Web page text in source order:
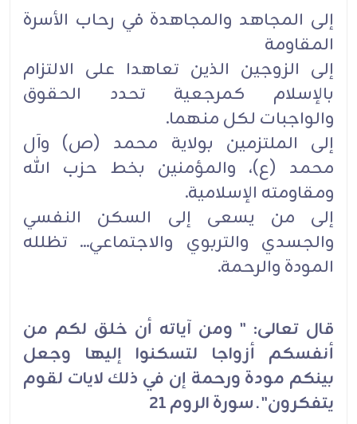
إلى المجاهد والمجاهدة في رحاب الأسرة
المقاومة
إلى الزوجين الذين تعاهدا على الالتزام
بالإسلام كمرجعية تحدد الحقوق
والواجبات لكل منهما.
إلى الملتزمين بولاية محمد (ص) وآل
محمد (ع)، والمؤمنين بخط حزب الله
ومقاومته الإسلامية.
إلى من يسعى إلى السكن النفسي
والجسدي والتربوي والاجتماعي... تظلله
المودة والرحمة.
قال تعالى: " ومن آياته أن خلق لكم من
أنفسكم أزواجا لتسكنوا إليها وجعل
بينكم مودة ورحمة إن في ذلك لايات لقوم
يتفكرون" ـ سورة الروم 21